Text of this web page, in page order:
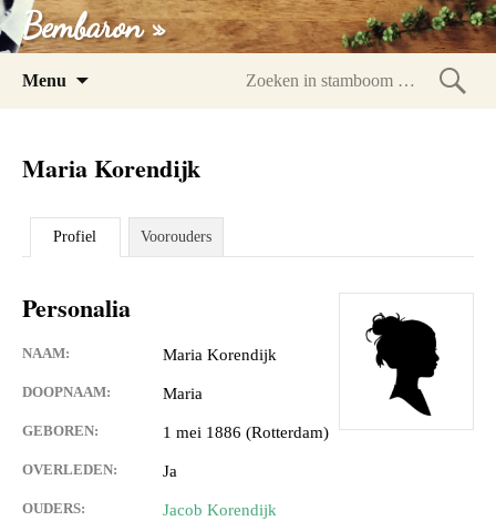
Bembaron »
Menu
Maria Korendijk
Profiel Voorouders
Personalia
NAAM: Maria Korendijk
DOOPNAAM: Maria
GEBOREN: 1 mei 1886 (Rotterdam)
OVERLEDEN: Ja
OUDERS:
Jacob Korendijk